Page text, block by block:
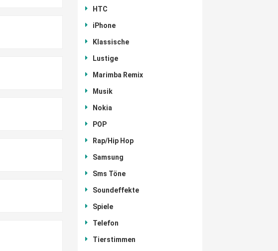
HTC
iPhone
Klassische
Lustige
Marimba Remix
Musik
Nokia
POP
Rap/Hip Hop
Samsung
Sms Töne
Soundeffekte
Spiele
Telefon
Tierstimmen